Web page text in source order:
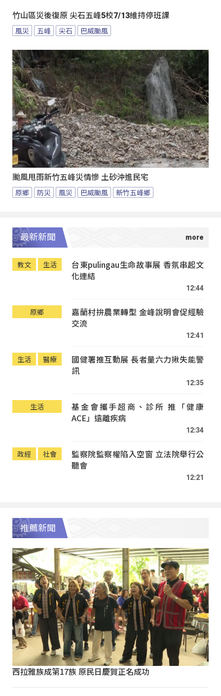
竹山區災後復原 尖石五峰5校7/13維持停班課
風災 五峰 尖石 巴威颱風
颱風甩雨新竹五峰災情慘 土砂沖進民宅
原鄉 防災 風災 巴威颱風 新竹五峰鄉
最新新聞
教文 生活
台東pulingau生命故事展 香氛串起文
化連結
12:44
原鄉
嘉蘭村拚農業轉型 金峰說明會促經驗
交流
12:41
生活 醫療
國健署推互動展 長者量六力揪失能警
訊
12:35
生活
基金會攜手超商、診所 推「健康
ACE」遠離疾病
12:34
政經 社會
監察院監察權陷入空窗 立法院舉行公
聽會
12:21
推薦新聞
西拉雅族成第17族 原民日慶賀正名成功